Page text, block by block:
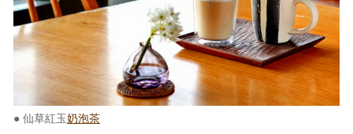
● 仙草紅玉奶泡茶